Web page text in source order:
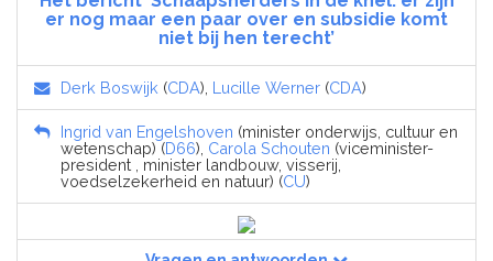
er nog maar een paar over en subsidie komt
niet bij hen terecht’
Derk Boswijk (CDA), Lucille Werner (CDA)
Ingrid van Engelshoven (minister onderwijs, cultuur en
wetenschap) (D66), Carola Schouten (viceminister-
president , minister landbouw, visserij,
voedselzekerheid en natuur) (CU)